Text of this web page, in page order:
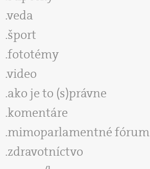
veda
šport
fototémy
video
ako je to (s)právne
komentáre
mimoparlamentné fórum
zdravotníctvo